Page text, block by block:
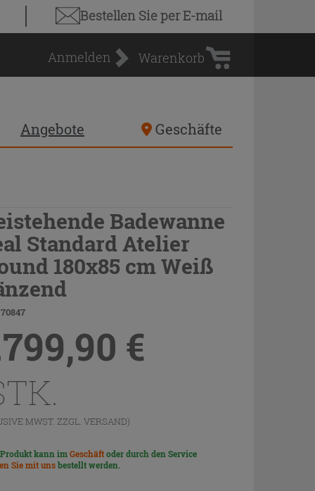
Bestellen Sieper E-mail
Anmelden
Warenkorb
Warenkorb
Angebote Geschäfte
Badewanne
Standard Atelier
180x85 cm Weiß
€
MWST. ZZGL. VERSAND)
Produkt kann imGeschäftoder durch den Service
Sie mit unsbestellt werden.